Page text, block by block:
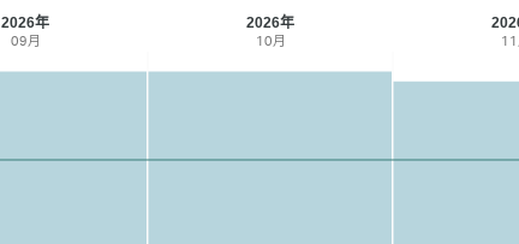
2026年
09月
2026年
10月 11